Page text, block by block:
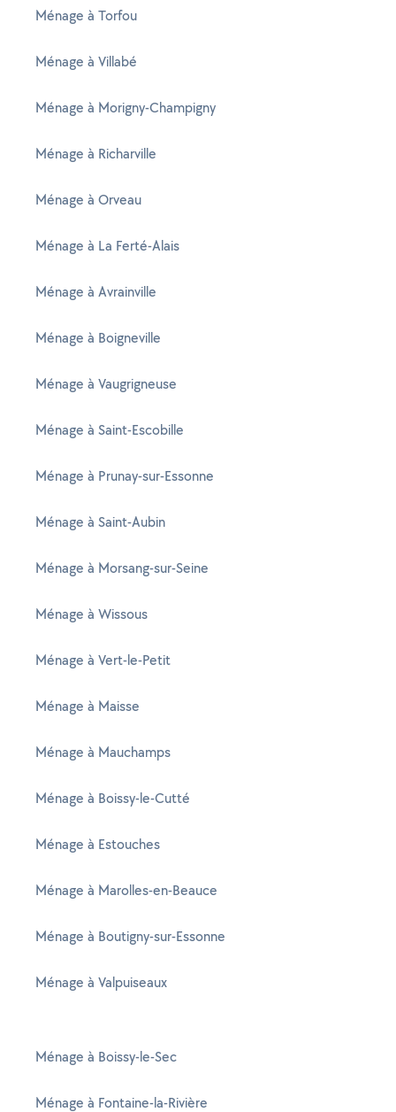
Ménage à Torfou
Ménage à Villabé
Ménage à Morigny-Champigny
Ménage à Richarville
Ménage à Orveau
Ménage à La Ferté-Alais
Ménage à Avrainville
Ménage à Boigneville
Ménage à Vaugrigneuse
Ménage à Saint-Escobille
Ménage à Prunay-sur-Essonne
Ménage à Saint-Aubin
Ménage à Morsang-sur-Seine
Ménage à Wissous
Ménage à Vert-le-Petit
Ménage à Maisse
Ménage à Mauchamps
Ménage à Boissy-le-Cutté
Ménage à Estouches
Ménage à Marolles-en-Beauce
Ménage à Boutigny-sur-Essonne
Ménage à Valpuiseaux
Ménage à Boissy-le-Sec
Ménage à Fontaine-la-Rivière